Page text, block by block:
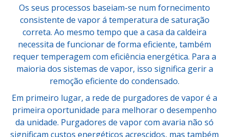
Os seus processos baseiam-se num fornecimento
consistente de vapor á temperatura de saturação
correta. Ao mesmo tempo que a casa da caldeira
necessita de funcionar de forma eficiente, também
requer temperagem com eficiência energética. Para a
maioria dos sistemas de vapor, isso significa gerir a
remoção eficiente do condensado.
Em primeiro lugar, a rede de purgadores de vapor é a
primeira oportunidade para melhorar o desempenho
da unidade. Purgadores de vapor com avaria não só
significam custos energéticos acrescidos, mas também